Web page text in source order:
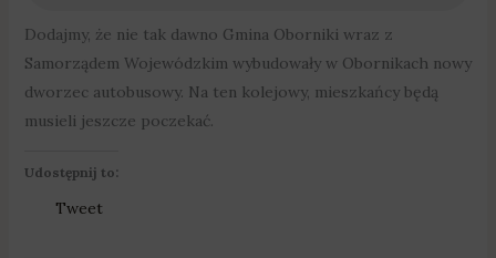
Dodajmy, że nie tak dawno Gmina Oborniki wraz z
Samorządem Wojewódzkim wybudowały w Obornikach nowy
dworzec autobusowy. Na ten kolejowy, mieszkańcy będą
musieli jeszcze poczekać.
Udostępnij to:
Tweet